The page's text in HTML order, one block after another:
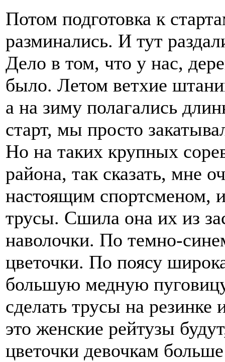
Потом подготовка к
разминались. И тут
Дело в том, что у нас,
было. Летом ветхие
а на зиму полагались
старт, мы просто
Но на таких крупных
района, так сказать, мне
настоящим спортсменом,
трусы. Сшила она их из
наволочки. По темно-
цветочки. По поясу
большую медную
сделать трусы на
это женские рейтузы
цветочки девочкам